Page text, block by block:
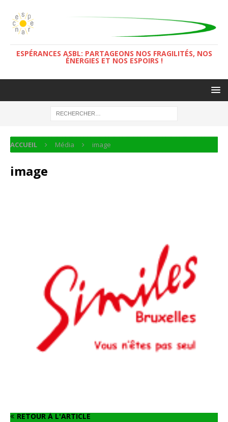
ESPÉRANCES ASBL: PARTAGEONS NOS FRAGILITÉS, NOS
ÉNERGIES ET NOS ESPOIRS !
ACCUEIL Média image
image
RETOUR À L'ARTICLE